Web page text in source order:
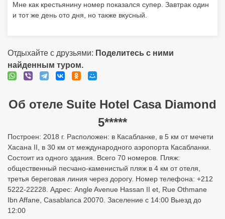
Мне как крестьянину номер показался супер. Завтрак один
и тот же день ото дня, но также вкусный.
Отдыхайте с друзьями: Поделитесь с ними
найденным туром.
Об отеле Suite Hotel Casa Diamond
5*****
Построен: 2018 г. Расположен: в Касабланке, в 5 км от мечети
Хасана II, в 30 км от международного аэропорта Касабланки.
Состоит из одного здания. Всего 70 номеров. Пляж:
общественный песчано-каменистый пляж в 4 км от отеля,
третья береговая линия через дорогу. Номер телефона: +212
5222-22228. Адрес: Angle Avenue Hassan II et, Rue Othmane
Ibn Affane, Casablanca 20070. Заселение с 14:00 Выезд до
12:00